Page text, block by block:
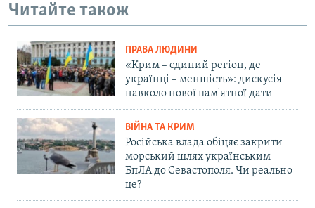
Читайте також
ПРАВА ЛЮДИНИ
«Крим – єдиний регіон, де
українці – меншість»: дискусія
навколо нової пам'ятної дати
ВІЙНА ТА КРИМ
Російська влада обіцяє закрити
морський шлях українським
БпЛА до Севастополя. Чи реально
це?